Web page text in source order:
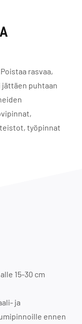
rasvaa,
jättäen puhtaan
työpinnat
15-30 cm
ja
ennen